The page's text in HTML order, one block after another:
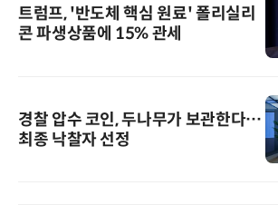
트럼프, '반도체 핵심 원료' 폴리실리
콘 파생상품에 15% 관세
경찰 압수 코인, 두나무가 보관한다…
최종 낙찰자 선정